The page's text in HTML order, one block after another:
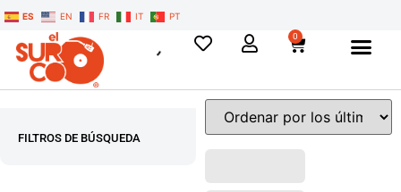
ES EN FR IT PT
0
FILTROS DE BÚSQUEDA